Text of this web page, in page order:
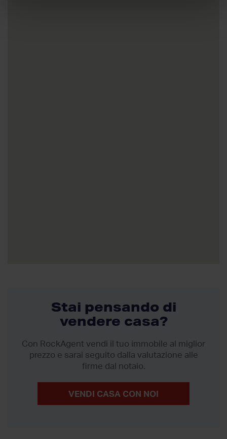
Stai pensando di
vendere casa?
Con RockAgent vendi il tuo immobile al miglior
prezzo e sarai seguito dalla valutazione alle
firme dal notaio.
VENDI CASA CON NOI